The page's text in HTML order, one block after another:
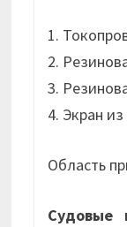
1.
2.
3.
4. Экран
Область
Судовые